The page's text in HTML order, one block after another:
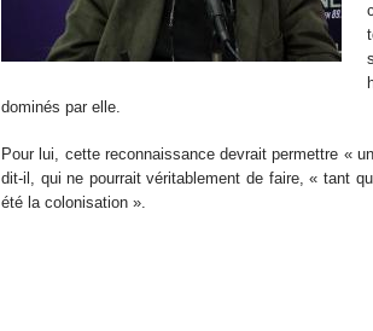
dominés par elle.
Pour lui, cette reconnaissance devrait permettre «
dit-il, qui ne pourrait véritablement de faire, « tant
été la colonisation ».